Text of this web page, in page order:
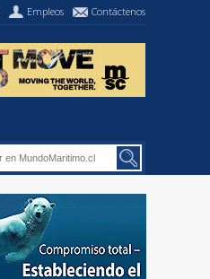
Empleos Contáctenos